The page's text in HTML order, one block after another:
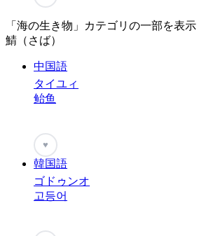
「海の生き物」カテゴリの一部を表示
鯖（さば）
中国語
タイユィ
鲐鱼
♥
韓国語
ゴドゥンオ
고등어